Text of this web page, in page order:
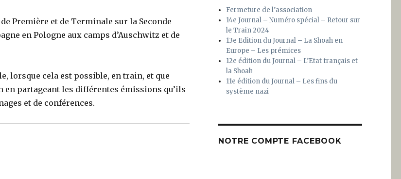
de Première et de Terminale sur la Seconde
en Pologne aux camps d’Auschwitz et de
lorsque cela est possible, en train, et que
partageant les différentes émissions qu’ils
et de conférences.
Fermeture de l’association
14e Journal – Numéro spécial – Retour sur
le Train 2024
13e Edition du Journal – La Shoah en
Europe – Les prémices
12e édition du Journal – L’Etat français et
la Shoah
11e édition du Journal – Les fins du
système nazi
NOTRE COMPTE FACEBOOK